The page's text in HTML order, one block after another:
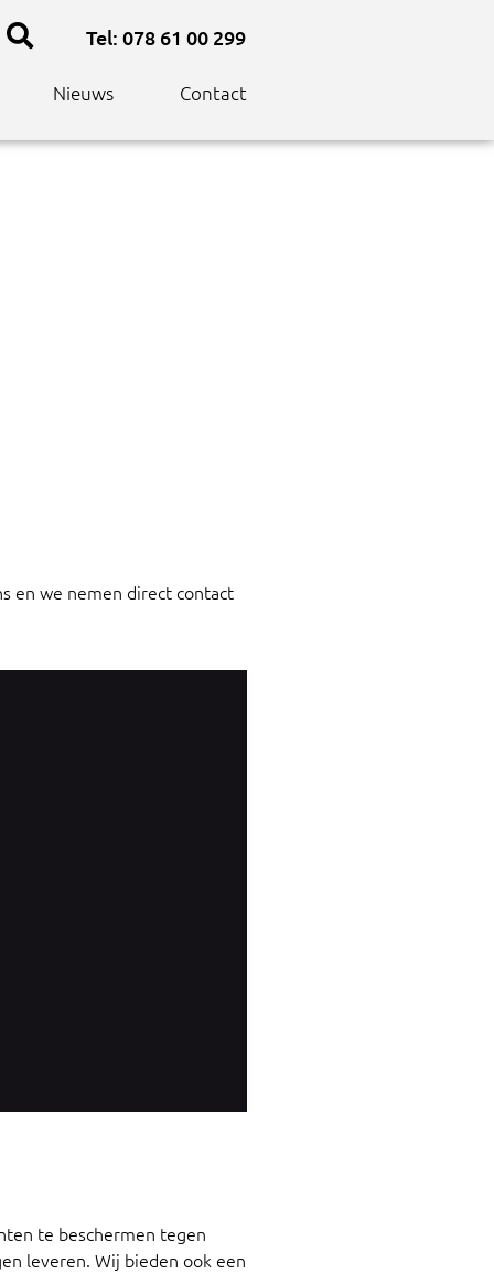
Tel: 078 61 00 299
Nieuws Contact
en we nemen direct contact
te beschermen tegen
leveren. Wij bieden ook een